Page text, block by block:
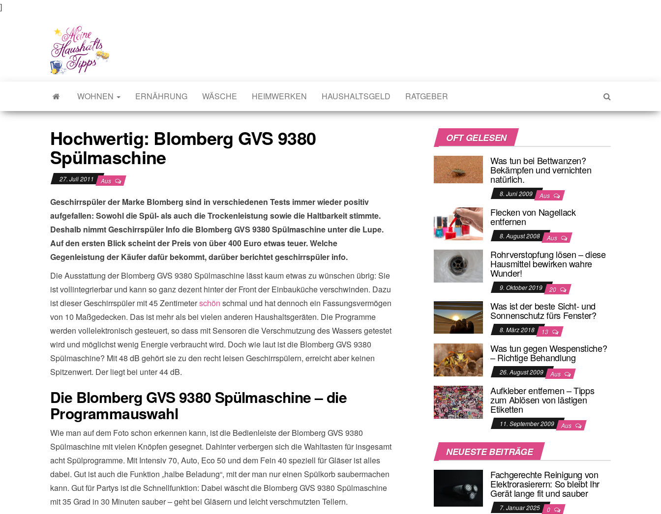
]
Meine Haushaltstipps
Das bisschen Haushalt . . .
WOHNEN ERNÄHRUNG WÄSCHE HEIMWERKEN HAUSHALTSGELD RATGEBER
Hochwertig: Blomberg GVS 9380
Spülmaschine
27. Juli 2011 Aus
Geschirrspüler der Marke Blomberg sind in verschiedenen Tests immer wieder positiv
aufgefallen: Sowohl die Spül- als auch die Trockenleistung sowie die Haltbarkeit stimmte.
Deshalb nimmt Geschirrspüler Info die Blomberg GVS 9380 Spülmaschine unter die Lupe.
Auf den ersten Blick scheint der Preis von über 400 Euro etwas teuer. Welche
Gegenleistung der Käufer dafür bekommt, darüber berichtet geschirrspüler info.
Die Ausstattung der Blomberg GVS 9380 Spülmaschine lässt kaum etwas zu wünschen übrig: Sie
ist vollintegrierbar und kann so ganz dezent hinter der Front der Einbauküche verschwinden. Dazu
ist dieser Geschirrspüler mit 45 Zentimeterschön schmal und hat dennoch ein Fassungsvermögen
von 10 Maßgedecken. Das ist mehr als bei vielen anderen Haushaltsgeräten. Die Programme
werden vollelektronisch gesteuert, so dass mit Sensoren die Verschmutzung des Wassers getestet
wird und möglichst wenig Energie verbraucht wird. Doch wie laut ist die Blomberg GVS 9380
Spülmaschine? Mit 48 dB gehört sie zu den recht leisen Geschirrspülern, erreicht aber keinen
Spitzenwert. Der liegt bei unter 44 dB.
Die Blomberg GVS 9380 Spülmaschine – die
Programmauswahl
Wie man auf dem Foto schon erkennen kann, ist die Bedienleiste der Blomberg GVS 9380
Spülmaschine mit vielen Knöpfen gesegnet. Dahinter verbergen sich die Wahltasten für insgesamt
acht Spülprogramme. Mit Intensiv 70, Auto, Eco 50 und dem Fein 40 speziell für Gläser ist alles
dabei. Gut ist auch die Funktion „halbe Beladung“, mit der man nur einen Spülkorb saubermachen
kann. Gut für Partys ist die Schnellfunktion: Dabei wäscht die Blomberg GVS 9380 Spülmaschine
mit 35 Grad in 30 Minuten sauber – geht bei Gläsern und leicht verschmutzten Tellern.
OFT GELESEN
Was tun bei Bettwanzen?
Bekämpfen und vernichten
natürlich.
8. Juni 2009 Aus
Flecken von Nagellack
entfernen
8. August 2008 Aus
Rohrverstopfung lösen – diese
Hausmittel bewirken wahre
Wunder!
9. Oktober 2019 20
Was ist der beste Sicht- und
Sonnenschutz fürs Fenster?
8. März 2018 13
Was tun gegen Wespenstiche?
– Richtige Behandlung
26. August 2009 Aus
Aufkleber entfernen – Tipps
zum Ablösen von lästigen
Etiketten
11. September 2009 Aus
NEUESTE BEITRÄGE
Fachgerechte Reinigung von
Elektrorasierern: So bleibt Ihr
Gerät lange fit und sauber
7. Januar 2025 0